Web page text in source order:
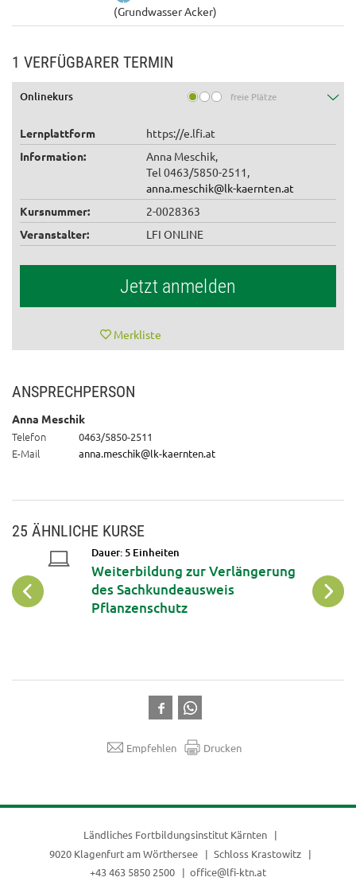
(Grundwasser Acker)
1 VERFÜGBARER TERMIN
Onlinekurs freie Plätze
Lernplattform
https://e.lfi.at
Information:
Anna Meschik,
Tel 0463/5850-2511,
anna.meschik@lk-kaernten.at
Kursnummer:
2-0028363
Veranstalter:
LFI ONLINE
Jetzt anmelden
Merkliste
ANSPRECHPERSON
Anna Meschik
Telefon 0463/5850-2511
E-Mail anna.meschik@lk-kaernten.at
25 ÄHNLICHE KURSE
Dauer: 5 Einheiten
Weiterbildung zur Verlängerung
des Sachkundeausweis
Pflanzenschutz
Empfehlen Drucken
Ländliches Fortbildungsinstitut Kärnten
9020 Klagenfurt am Wörthersee
Schloss Krastowitz
+43 463 5850 2500
office@lfi-ktn.at